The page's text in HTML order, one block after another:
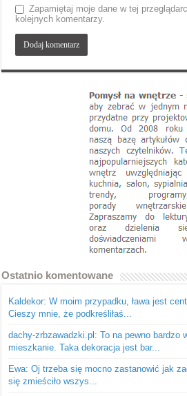
Zapamiętaj moje dane w tej
kolejnych komentarzy.
Ostatnio komentowane
Kaldekor: W moim przypadku, ława jest
Cieszy mnie, że podkreśliłaś...
dachy-zrbzawadzki.pl: To na pewno bardzo
mieszkanie. Taka dekoracja jest bar...
Ewa: Oj trzeba się mocno zastanowić jak
się zmieściło wszys...